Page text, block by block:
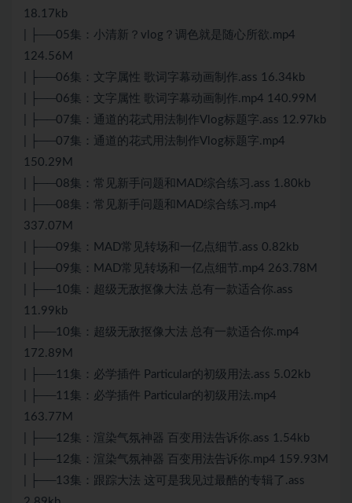
18.17kb
| ├──05集：小清新？vlog？调色就是随心所欲.mp4
124.56M
| ├──06集：文字属性 歌词字幕动画制作.ass 16.34kb
| ├──06集：文字属性 歌词字幕动画制作.mp4 140.99M
| ├──07集：通道的花式用法制作Vlog标题字.ass 12.97kb
| ├──07集：通道的花式用法制作Vlog标题字.mp4
150.29M
| ├──08集：常见新手问题和MAD综合练习.ass 1.80kb
| ├──08集：常见新手问题和MAD综合练习.mp4
337.07M
| ├──09集：MAD常见转场和一亿点细节.ass 0.82kb
| ├──09集：MAD常见转场和一亿点细节.mp4 263.78M
| ├──10集：超级无敌抠像大法 总有一款适合你.ass
11.99kb
| ├──10集：超级无敌抠像大法 总有一款适合你.mp4
172.89M
| ├──11集：必学插件 Particular的初级用法.ass 5.02kb
| ├──11集：必学插件 Particular的初级用法.mp4
163.77M
| ├──12集：渲染气氛神器 百变用法告诉你.ass 1.54kb
| ├──12集：渲染气氛神器 百变用法告诉你.mp4 159.93M
| ├──13集：跟踪大法 这可是我见过最酷的专辑了.ass